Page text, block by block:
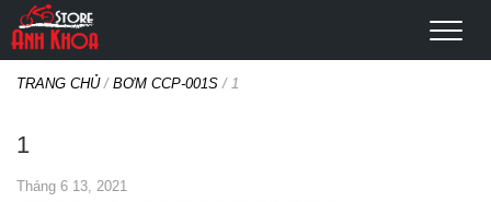
TRANG CHỦ/ BƠM CCP-001S / 1
1
Tháng 6 13, 2021